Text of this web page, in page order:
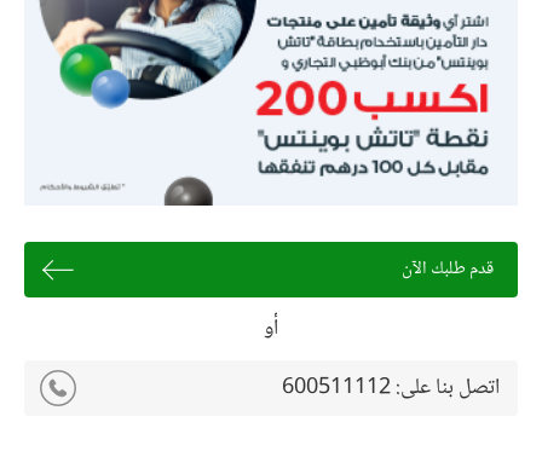
قدم طلبك الآن
أو
اتصل بنا على:600511112